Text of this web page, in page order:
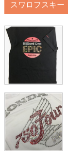
スワロフスキー